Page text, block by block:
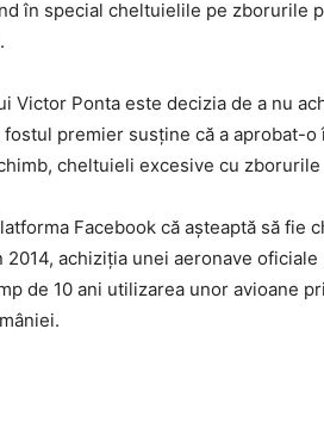
în special cheltuielile pe zborurile
Victor Ponta este decizia de a nu
premier susține că a aprobat-
cheltuieli excesive cu
Facebook că așteaptă să fie
achiziția unei aeronave
de 10 ani utilizarea unor avioane